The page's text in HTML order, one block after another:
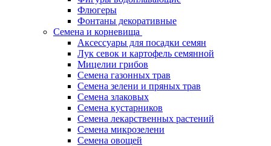
Флюгеры
Фонтаны декоративные
Семена и корневища
Аксессуары для посадки семян
Лук севок и картофель семянной
Мицелии грибов
Семена газонных трав
Семена зелени и пряных трав
Семена злаковых
Семена кустарников
Семена лекарственных растений
Семена микрозелени
Семена овощей